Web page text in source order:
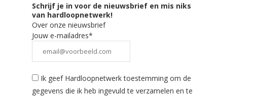
Schrijf je in voor de nieuwsbrief en mis niks
van hardloopnetwerk!
Over onze nieuwsbrief
Jouw e-mailadres*
Ik geef Hardloopnetwerk toestemming om de
gegevens die ik heb ingevuld te verzamelen en te